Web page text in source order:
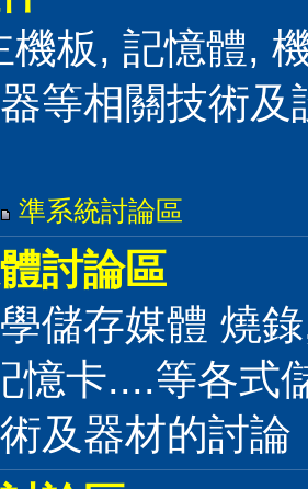
機板, 記憶體,
等相關技術及
準系統討論區
討論區
儲存媒體 燒
憶卡....等各式
及器材的討論